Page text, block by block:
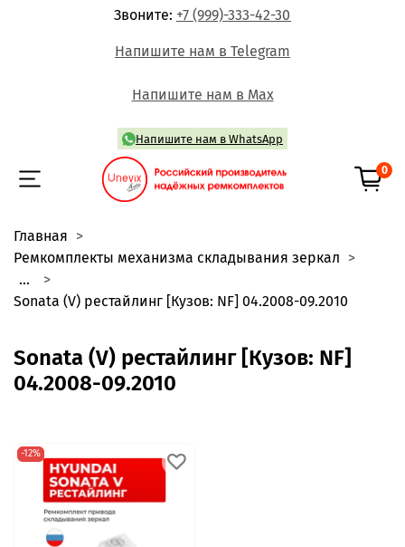
Звоните: +7 (999)-333-42-30
Напишите нам в Telegram
Напишите нам в Max
Напишите нам в WhatsApp
0
Главная
Ремкомплекты механизма складывания зеркал
...
Sonata (V) рестайлинг [Кузов: NF] 04.2008-09.2010
Sonata (V) рестайлинг [Кузов: NF]
04.2008-09.2010
-12%